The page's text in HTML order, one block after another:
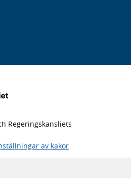
Regeringskansliets
av kakor